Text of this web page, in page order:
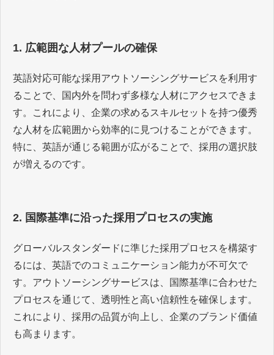
1. 広範囲な人材プールの確保
英語対応可能な採用アウトソーシングサービスを利用す
ることで、国内外を問わず多様な人材にアクセスできま
す。これにより、企業の求めるスキルセットを持つ優秀
な人材を広範囲から効率的に見つけることができます。
特に、英語が通じる範囲が広がることで、採用の選択肢
が増えるのです。
2. 国際基準に沿った採用プロセスの実施
グローバルスタンダードに準じた採用プロセスを構築す
るには、英語でのコミュニケーション能力が不可欠で
す。アウトソーシングサービスは、国際基準に合わせた
プロセスを通じて、透明性と高い信頼性を確保します。
これにより、採用の品質が向上し、企業のブランド価値
も高まります。